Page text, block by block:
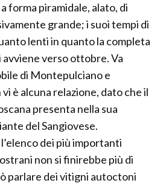
forma piramidale, alato, di
grande; i suoi tempi di
lenti in quanto la completa
verso ottobre. Va
di Montepulciano e
è alcuna relazione, dato che il
presenta nella sua
del Sangiovese.
dei più importanti
non si finirebbe più di
parlare dei vitigni autoctoni